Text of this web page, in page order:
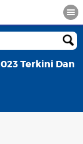
Terkini Dan